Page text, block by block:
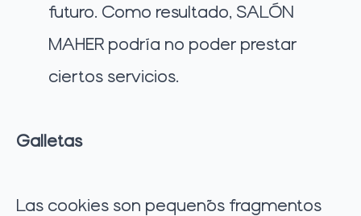
futuro. Como resultado, SALÓN
MAHER podría no poder prestar
ciertos servicios.
Galletas
Las cookies son pequeños fragmentos